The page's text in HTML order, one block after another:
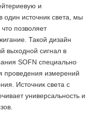
и
один источник света, мы
позволяет
Такой дизайн
выходной сигнал в
SOFN специально
проведения измерений
Источник света с
универсальность и